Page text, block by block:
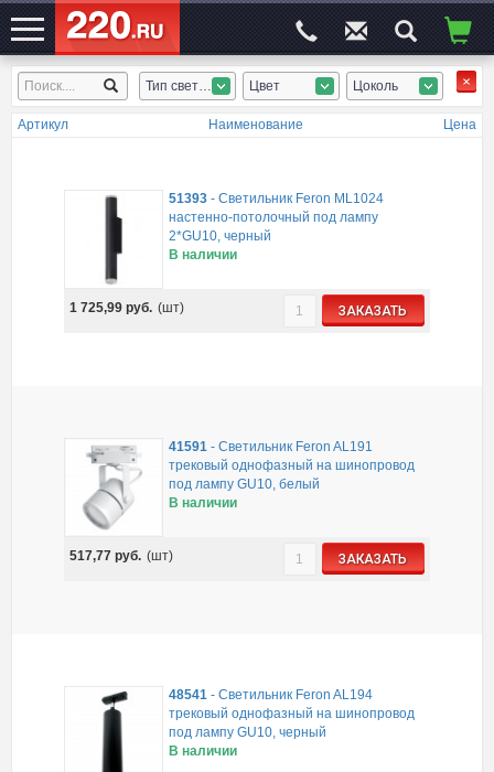
ЭЛЕКТРОСАЙТ№1 Тип светильника Цвет Цоколь
Артикул Наименование Цена
51393 -Светильник Feron ML1024
настенно-потолочный под лампу
2*GU10, черный
В наличии
1 725,99руб. (шт) ЗАКАЗАТЬ
41591 -Светильник Feron AL191
трековый однофазный на шинопровод
под лампу GU10, белый
В наличии
517,77руб. (шт) ЗАКАЗАТЬ
48541 -Светильник Feron AL194
трековый однофазный на шинопровод
под лампу GU10, черный
В наличии